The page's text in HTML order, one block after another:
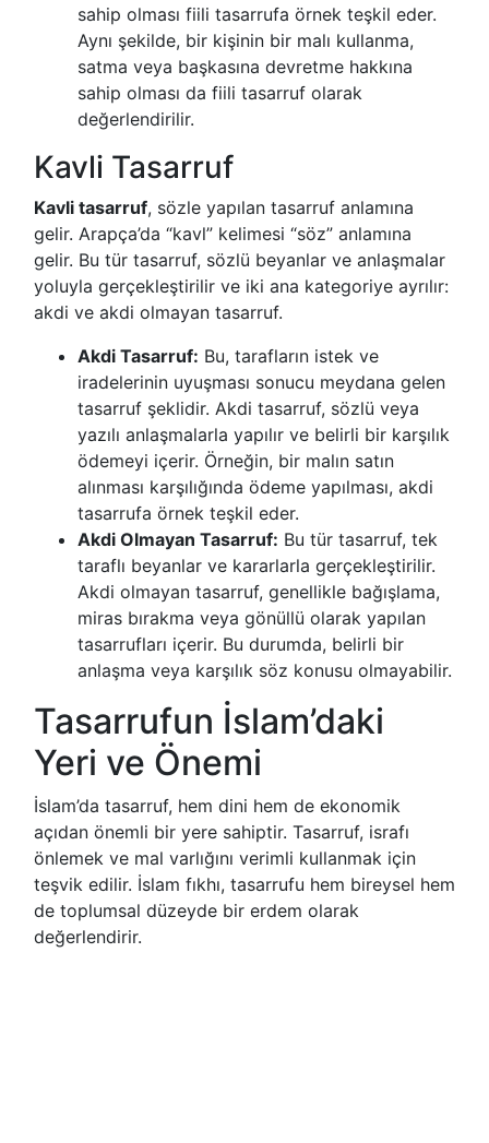
sahip olması fiili tasarrufa örnek teşkil eder.
Aynı şekilde, bir kişinin bir malı kullanma,
satma veya başkasına devretme hakkına
sahip olması da fiili tasarruf olarak
değerlendirilir.
Kavli Tasarruf
Kavli tasarruf, sözle yapılan tasarruf anlamına
gelir. Arapça’da “kavl” kelimesi “söz” anlamına
gelir. Bu tür tasarruf, sözlü beyanlar ve anlaşmalar
yoluyla gerçekleştirilir ve iki ana kategoriye ayrılır:
akdi ve akdi olmayan tasarruf.
Akdi Tasarruf: Bu, tarafların istek ve
iradelerinin uyuşması sonucu meydana gelen
tasarruf şeklidir. Akdi tasarruf, sözlü veya
yazılı anlaşmalarla yapılır ve belirli bir karşılık
ödemeyi içerir. Örneğin, bir malın satın
alınması karşılığında ödeme yapılması, akdi
tasarrufa örnek teşkil eder.
Akdi Olmayan Tasarruf: Bu tür tasarruf, tek
taraflı beyanlar ve kararlarla gerçekleştirilir.
Akdi olmayan tasarruf, genellikle bağışlama,
miras bırakma veya gönüllü olarak yapılan
tasarrufları içerir. Bu durumda, belirli bir
anlaşma veya karşılık söz konusu olmayabilir.
Tasarrufun İslam’daki
Yeri ve Önemi
İslam’da tasarruf, hem dini hem de ekonomik
açıdan önemli bir yere sahiptir. Tasarruf, israfı
önlemek ve mal varlığını verimli kullanmak için
teşvik edilir. İslam fıkhı, tasarrufu hem bireysel hem
de toplumsal düzeyde bir erdem olarak
değerlendirir.